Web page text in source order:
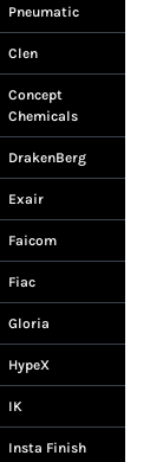
Pneumatic
Clen
Concept
Chemicals
DrakenBerg
Exair
Faicom
Fiac
Gloria
HypeX
IK
Insta Finish